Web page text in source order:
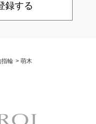
録する
指輪 > 萌木